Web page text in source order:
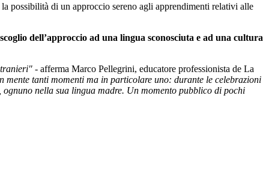
possibilità di un approccio sereno agli apprendimenti relativi alle
dell’approccio ad una lingua sconosciuta e ad una cultura
- afferma Marco Pellegrini, educatore professionista de La
mente tanti momenti ma in particolare uno: durante le celebrazioni
nella sua lingua madre. Un momento pubblico di pochi